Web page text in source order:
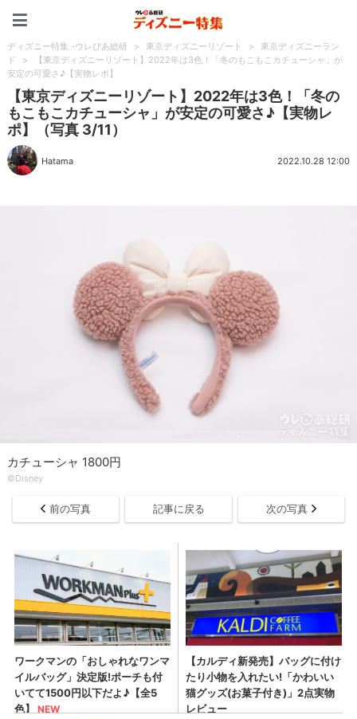
ディズニー特集 -ウレぴあ総研 > 東京ディズニーリゾート >
東京ディズニーラン
ド
>
【東京ディズニーリゾート】2022年は3色！「冬のもこもこカチューシャ」が
安定の可愛さ♪【実物レポ】
【東京ディズニーリゾート】2022年は3色！「冬の
もこもこカチューシャ」が安定の可愛さ♪【実物レ
ポ】（写真 3/11）
Hatama 2022.10.28 12:00
カチューシャ 1800円
©Disney
前の写真 記事に戻る 次の写真